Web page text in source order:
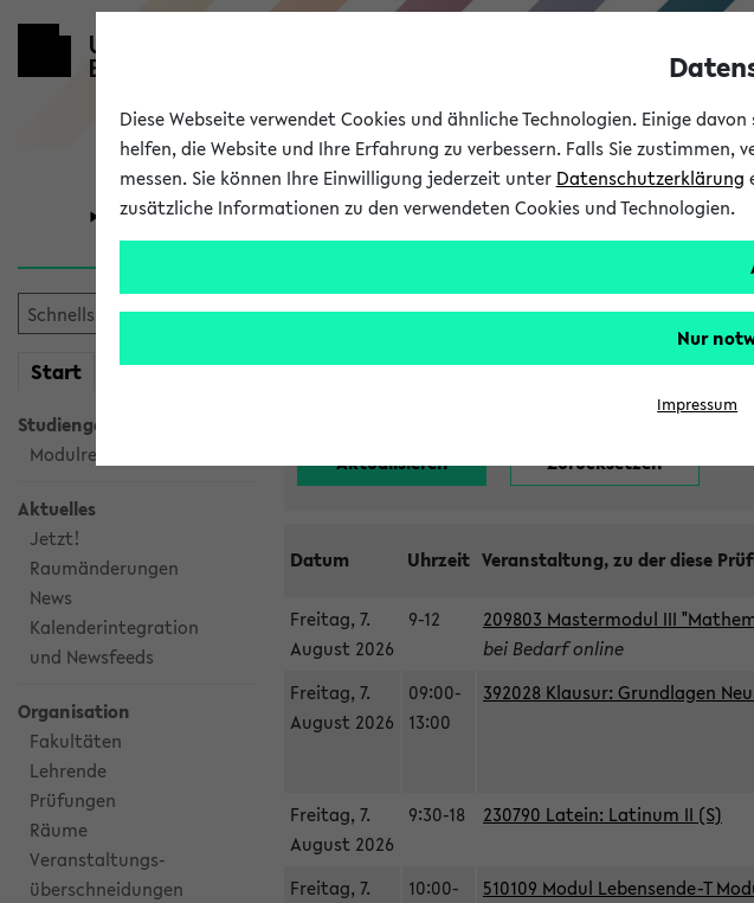
Universität Forschung Studium
Start meineKVV
Studiengangsauswahl
Modulrecherche
Aktuelles
Jetzt!
Raumänderungen
News
Kalenderintegration
und Newsfeeds
Organisation
Fakultäten
Lehrende
Prüfungen
Räume
Veranstaltungs-
überschneidungen
Alle noch
Datum Uhrzeit Veranstaltung, zu der diese
Freitag, 7.
August 2026
9-12
209803 Mastermodul III
bei Bedarf online
Freitag, 7.
August 2026
09:00-
13:00
392028 Klausur: Grundlagen
Freitag, 7.
August 2026
9:30-18 230790 Latein: Latinum II (S)
Freitag, 7.
10:00-
510109 Modul Lebensende-T
Diese Webseite verwendet Cookies und ähnliche Technologien. Einige
helfen, die Website und Ihre Erfahrung zu verbessern. Falls Sie
messen. Sie können Ihre Einwilligung jederzeit unter Datenschutzerklärung
zusätzliche Informationen zu den verwendeten Cookies und Technologien.
Nur
Impressum